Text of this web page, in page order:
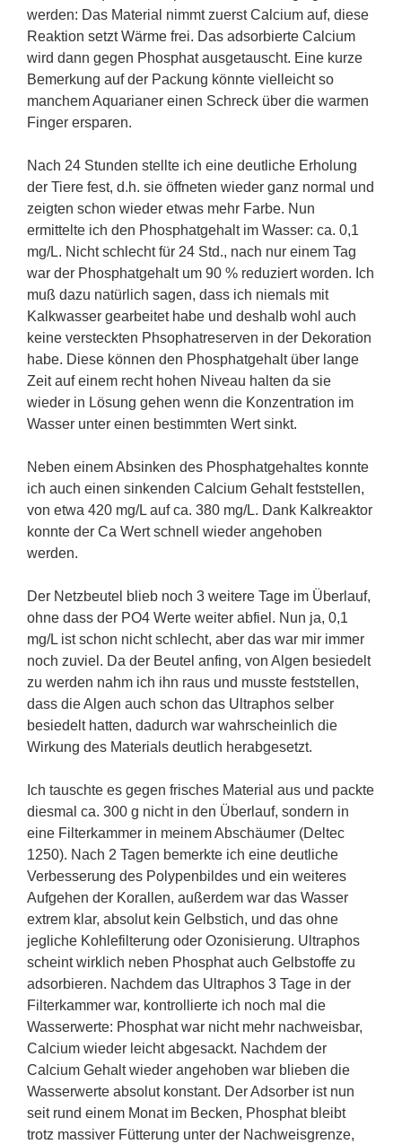
werden: Das Material nimmt zuerst Calcium auf, diese
Reaktion setzt Wärme frei. Das adsorbierte Calcium
wird dann gegen Phosphat ausgetauscht. Eine kurze
Bemerkung auf der Packung könnte vielleicht so
manchem Aquarianer einen Schreck über die warmen
Finger ersparen.
Nach 24 Stunden stellte ich eine deutliche Erholung
der Tiere fest, d.h. sie öffneten wieder ganz normal und
zeigten schon wieder etwas mehr Farbe. Nun
ermittelte ich den Phosphatgehalt im Wasser: ca. 0,1
mg/L. Nicht schlecht für 24 Std., nach nur einem Tag
war der Phosphatgehalt um 90 % reduziert worden. Ich
muß dazu natürlich sagen, dass ich niemals mit
Kalkwasser gearbeitet habe und deshalb wohl auch
keine versteckten Phsophatreserven in der Dekoration
habe. Diese können den Phosphatgehalt über lange
Zeit auf einem recht hohen Niveau halten da sie
wieder in Lösung gehen wenn die Konzentration im
Wasser unter einen bestimmten Wert sinkt.
Neben einem Absinken des Phosphatgehaltes konnte
ich auch einen sinkenden Calcium Gehalt feststellen,
von etwa 420 mg/L auf ca. 380 mg/L. Dank Kalkreaktor
konnte der Ca Wert schnell wieder angehoben
werden.
Der Netzbeutel blieb noch 3 weitere Tage im Überlauf,
ohne dass der PO4 Werte weiter abfiel. Nun ja, 0,1
mg/L ist schon nicht schlecht, aber das war mir immer
noch zuviel. Da der Beutel anfing, von Algen besiedelt
zu werden nahm ich ihn raus und musste feststellen,
dass die Algen auch schon das Ultraphos selber
besiedelt hatten, dadurch war wahrscheinlich die
Wirkung des Materials deutlich herabgesetzt.
Ich tauschte es gegen frisches Material aus und packte
diesmal ca. 300 g nicht in den Überlauf, sondern in
eine Filterkammer in meinem Abschäumer (Deltec
1250). Nach 2 Tagen bemerkte ich eine deutliche
Verbesserung des Polypenbildes und ein weiteres
Aufgehen der Korallen, außerdem war das Wasser
extrem klar, absolut kein Gelbstich, und das ohne
jegliche Kohlefilterung oder Ozonisierung. Ultraphos
scheint wirklich neben Phosphat auch Gelbstoffe zu
adsorbieren. Nachdem das Ultraphos 3 Tage in der
Filterkammer war, kontrollierte ich noch mal die
Wasserwerte: Phosphat war nicht mehr nachweisbar,
Calcium wieder leicht abgesackt. Nachdem der
Calcium Gehalt wieder angehoben war blieben die
Wasserwerte absolut konstant. Der Adsorber ist nun
seit rund einem Monat im Becken, Phosphat bleibt
trotz massiver Fütterung unter der Nachweisgrenze,